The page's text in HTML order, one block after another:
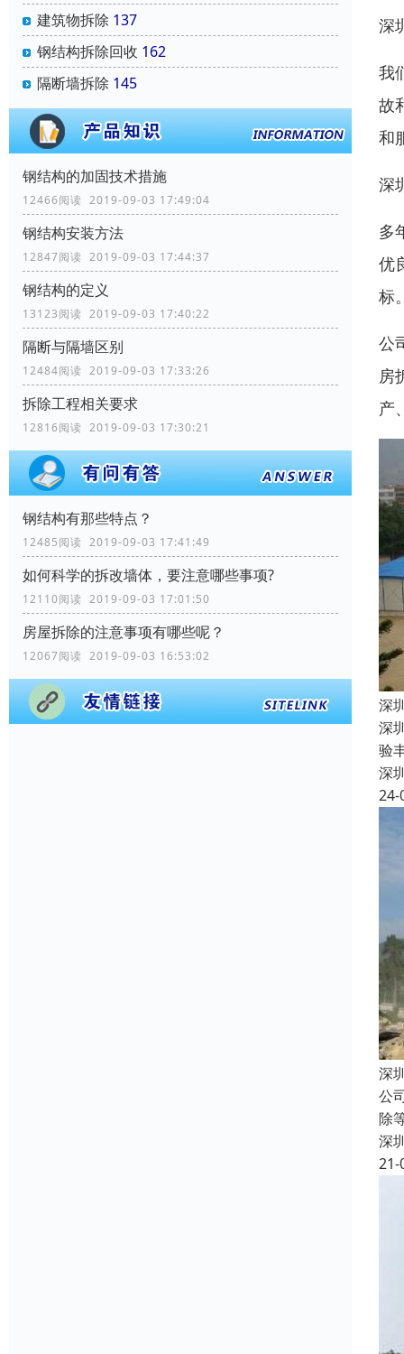
建筑物拆除 137
钢结构拆除回收 162
隔断墙拆除 145
钢结构的加固技术措施
12466阅读 2019-09-03 17:49:04
钢结构安装方法
12847阅读 2019-09-03 17:44:37
钢结构的定义
13123阅读 2019-09-03 17:40:22
隔断与隔墙区别
12484阅读 2019-09-03 17:33:26
拆除工程相关要求
12816阅读 2019-09-03 17:30:21
钢结构有那些特点？
12485阅读 2019-09-03 17:41:49
如何科学的拆改墙体，要注意哪些事项?
12110阅读 2019-09-03 17:01:50
房屋拆除的注意事项有哪些呢？
12067阅读 2019-09-03 16:53:02
深
我
故
和
深
多
优
标
公
房
产
深
深
验
深
24-
深
公
除
深
21-